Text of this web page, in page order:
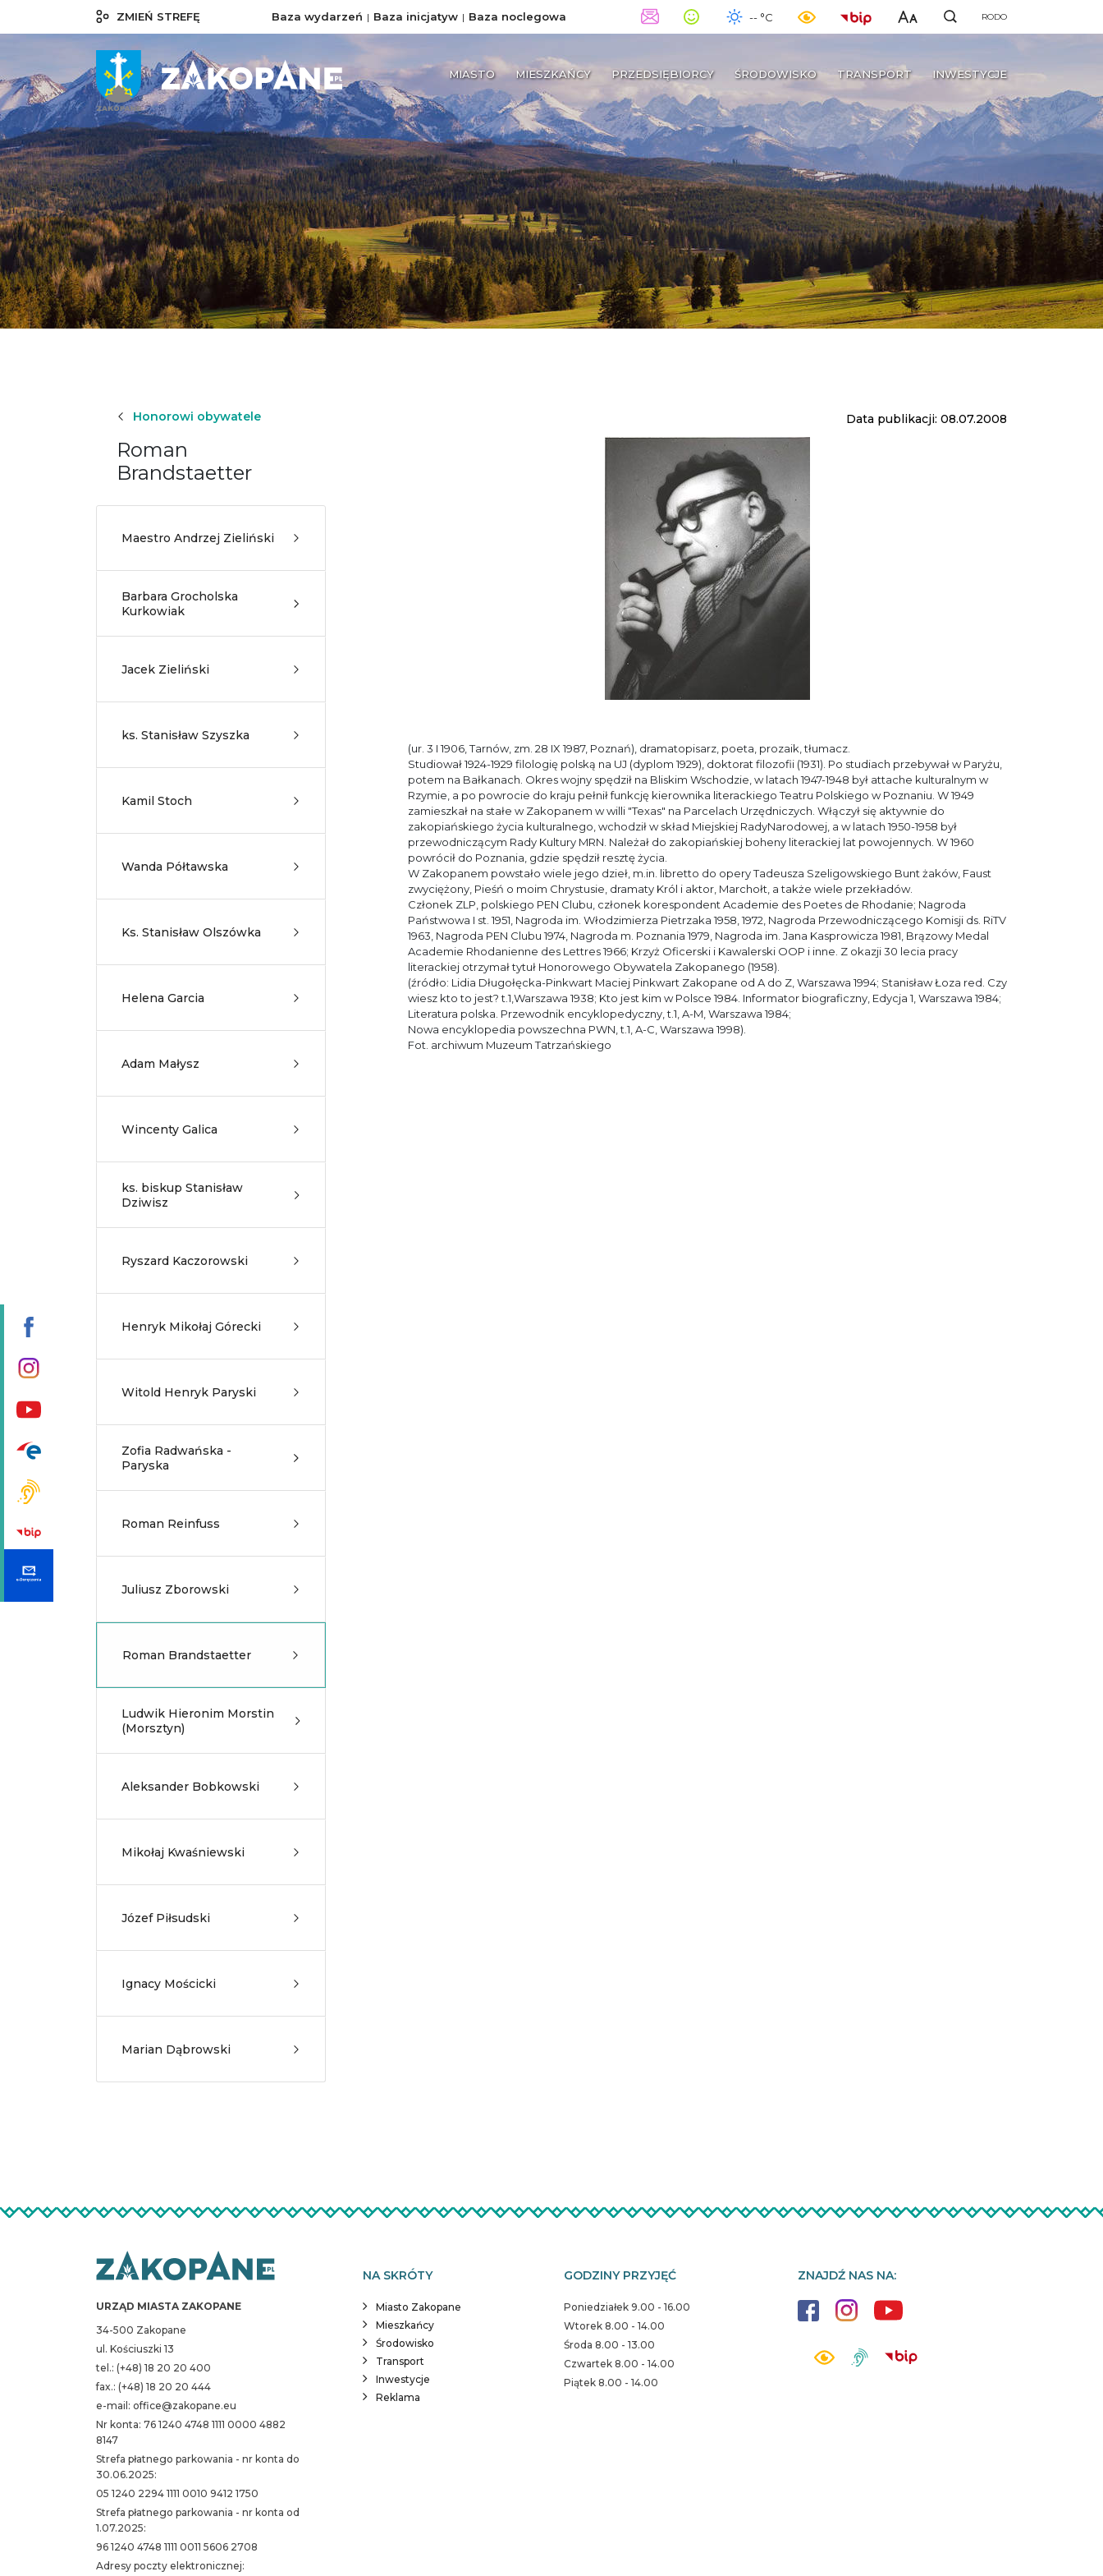
ZMIEŃ STREFĘ Baza wydarzeń Baza inicjatyw Baza noclegowa -- °C RODO
MIASTO MIESZKAŃCY PRZEDSIĘBIORCY ŚRODOWISKO TRANSPORT INWESTYCJE
Honorowi obywatele
Roman
Brandstaetter
Maestro Andrzej Zieliński
Barbara Grocholska
Kurkowiak
Jacek Zieliński
ks. Stanisław Szyszka
Kamil Stoch
Wanda Półtawska
Ks. Stanisław Olszówka
Helena Garcia
Adam Małysz
Wincenty Galica
ks. biskup Stanisław
Dziwisz
Ryszard Kaczorowski
Henryk Mikołaj Górecki
Witold Henryk Paryski
Zofia Radwańska -
Paryska
Roman Reinfuss
Juliusz Zborowski
Roman Brandstaetter
Ludwik Hieronim Morstin
(Morsztyn)
Aleksander Bobkowski
Mikołaj Kwaśniewski
Józef Piłsudski
Ignacy Mościcki
Marian Dąbrowski
Data publikacji: 08.07.2008
(ur. 3 I 1906, Tarnów, zm. 28 IX 1987, Poznań), dramatopisarz, poeta, prozaik, tłumacz.
Studiował 1924-1929 filologię polską na UJ (dyplom 1929), doktorat filozofii (1931). Po studiach przebywał w Paryżu,
potem na Bałkanach. Okres wojny spędził na Bliskim Wschodzie, w latach 1947-1948 był attache kulturalnym w
Rzymie, a po powrocie do kraju pełnił funkcję kierownika literackiego Teatru Polskiego w Poznaniu. W 1949
zamieszkał na stałe w Zakopanem w willi "Texas" na Parcelach Urzędniczych. Włączył się aktywnie do
zakopiańskiego życia kulturalnego, wchodził w skład Miejskiej RadyNarodowej, a w latach 1950-1958 był
przewodniczącym Rady Kultury MRN. Należał do zakopiańskiej boheny literackiej lat powojennych. W 1960
powrócił do Poznania, gdzie spędził resztę życia.
W Zakopanem powstało wiele jego dzieł, m.in. libretto do opery Tadeusza Szeligowskiego Bunt żaków, Faust
zwyciężony, Pieśń o moim Chrystusie, dramaty Król i aktor, Marchołt, a także wiele przekładów.
Członek ZLP, polskiego PEN Clubu, członek korespondent Academie des Poetes de Rhodanie; Nagroda
Państwowa I st. 1951, Nagroda im. Włodzimierza Pietrzaka 1958, 1972, Nagroda Przewodniczącego Komisji ds. RiTV
1963, Nagroda PEN Clubu 1974, Nagroda m. Poznania 1979, Nagroda im. Jana Kasprowicza 1981, Brązowy Medal
Academie Rhodanienne des Lettres 1966; Krzyż Oficerski i Kawalerski OOP i inne. Z okazji 30 lecia pracy
literackiej otrzymał tytuł Honorowego Obywatela Zakopanego (1958).
(źródło: Lidia Długołęcka-Pinkwart Maciej Pinkwart Zakopane od A do Z, Warszawa 1994; Stanisław Łoza red. Czy
wiesz kto to jest? t.1,Warszawa 1938; Kto jest kim w Polsce 1984. Informator biograficzny, Edycja 1, Warszawa 1984;
Literatura polska. Przewodnik encyklopedyczny, t.1, A-M, Warszawa 1984;
Nowa encyklopedia powszechna PWN, t.1, A-C, Warszawa 1998).
Fot. archiwum Muzeum Tatrzańskiego
URZĄD MIASTA ZAKOPANE
34-500 Zakopane
ul. Kościuszki 13
tel.: (+48) 18 20 20 400
fax.: (+48) 18 20 20 444
e-mail: office@zakopane.eu
Nr konta: 76 1240 4748 1111 0000 4882
8147
Strefa płatnego parkowania - nr konta do
30.06.2025:
05 1240 2294 1111 0010 9412 1750
Strefa płatnego parkowania - nr konta od
1.07.2025:
96 1240 4748 1111 0011 5606 2708
Adresy poczty elektronicznej:
NA SKRÓTY
Miasto Zakopane
Mieszkańcy
Środowisko
Transport
Inwestycje
Reklama
GODZINY PRZYJĘĆ
Poniedziałek 9.00 - 16.00
Wtorek 8.00 - 14.00
Środa 8.00 - 13.00
Czwartek 8.00 - 14.00
Piątek 8.00 - 14.00
ZNAJDŹ NAS NA: